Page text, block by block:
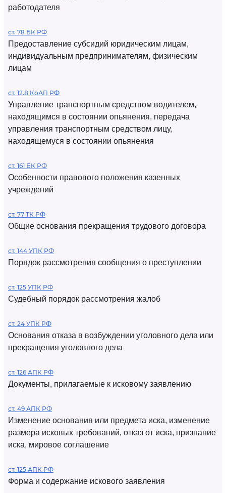
работодателя
ст. 78 БК РФ
Предоставление субсидий юридическим лицам,
индивидуальным предпринимателям, физическим
лицам
ст. 12.8 КоАП РФ
Управление транспортным средством водителем,
находящимся в состоянии опьянения, передача
управления транспортным средством лицу,
находящемуся в состоянии опьянения
ст. 161 БК РФ
Особенности правового положения казенных
учреждений
ст. 77 ТК РФ
Общие основания прекращения трудового договора
ст. 144 УПК РФ
Порядок рассмотрения сообщения о преступлении
ст. 125 УПК РФ
Судебный порядок рассмотрения жалоб
ст. 24 УПК РФ
Основания отказа в возбуждении уголовного дела или
прекращения уголовного дела
ст. 126 АПК РФ
Документы, прилагаемые к исковому заявлению
ст. 49 АПК РФ
Изменение основания или предмета иска, изменение
размера исковых требований, отказ от иска, признание
иска, мировое соглашение
ст. 125 АПК РФ
Форма и содержание искового заявления